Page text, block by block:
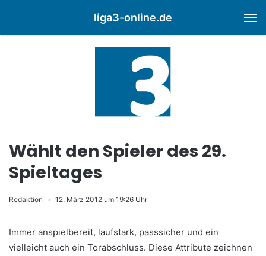
liga3-online.de
Wählt den Spieler des 29.
Spieltages
Redaktion 12. März 2012 um 19:26 Uhr
Immer anspielbereit, laufstark, passsicher und ein
vielleicht auch ein Torabschluss. Diese Attribute zeichnen